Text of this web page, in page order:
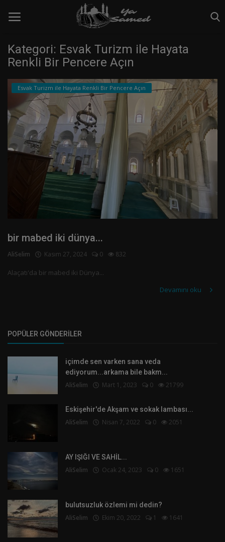
Çektiğim fotoğraflar
Esvak Turizm ile Hayata Renkli Bir
Pencere Açın
Hikayeler ve Masallar
yazılarımız
Kayıt olmak
Kategori: Esvak Turizm ile Hayata
Renkli Bir Pencere Açın
Esvak Turizm ile Hayata Renkli Bir Pencere Açın
bir mabed iki dünya...
AliSelim Kasım 27, 2024 0 832
Alaçatı'da bir mabed iki Dünya...
Devamını oku
POPÜLER GÖNDERILER
içimde sen varken sana veda
ediyorum...arkama bile bakm...
AliSelim Mart 1, 2023 0 21799
Eskişehir'de Akşam ve sokak lambası...
AliSelim Nisan 7, 2022 0 2051
AY IŞIĞI VE SAHİL...
AliSelim Ocak 24, 2023 0 1651
bulutsuzluk özlemi mi dedin?
AliSelim Ekim 20, 2022 1 1641